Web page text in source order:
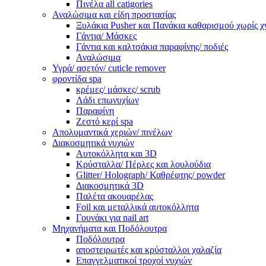
Πινέλα all catigories
Αναλώσιμα και είδη προστασίας
Ξυλάκια Pusher και Πανάκια καθαρισμού χωρίς
Γάντια/ Μάσκες
Γάντια και καλτσάκια παραφίνης/ ποδιές
Αναλώσιμα
Υγρά/ ασετόν/ cuticle remover
φροντίδα spa
κρέμες/ μάσκες/ scrub
Λάδι επωνυχίων
Παραφίνη
Ζεστό κερί spa
Απολυμαντικά χεριών/ πινέλων
Διακοσμητικά νυχιών
Αυτοκόλλητα και 3D
Κρύσταλλα/ Πέρλες και λουλούδια
Glitter/ Holograph/ Καθρέφτης/ powder
Διακοσμητικά 3D
Παλέτα ακουαρέλας
Foil και μεταλλικά αυτοκόλλητα
Γουνάκι για nail art
Μηχανήματα και Ποδόλουτρα
Ποδόλουτρα
αποστειρωτές και κρύσταλλοι χαλαζία
Επαγγελματικοί τροχοί νυχιών